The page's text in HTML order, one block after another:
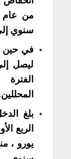
سنوي إلى 6.4 مليار
بلغ